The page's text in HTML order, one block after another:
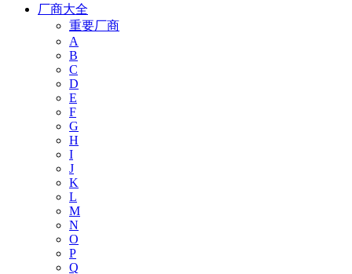
厂商大全
重要厂商
A
B
C
D
E
F
G
H
I
J
K
L
M
N
O
P
Q